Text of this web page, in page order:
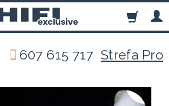
607 615 717Strefa Pro